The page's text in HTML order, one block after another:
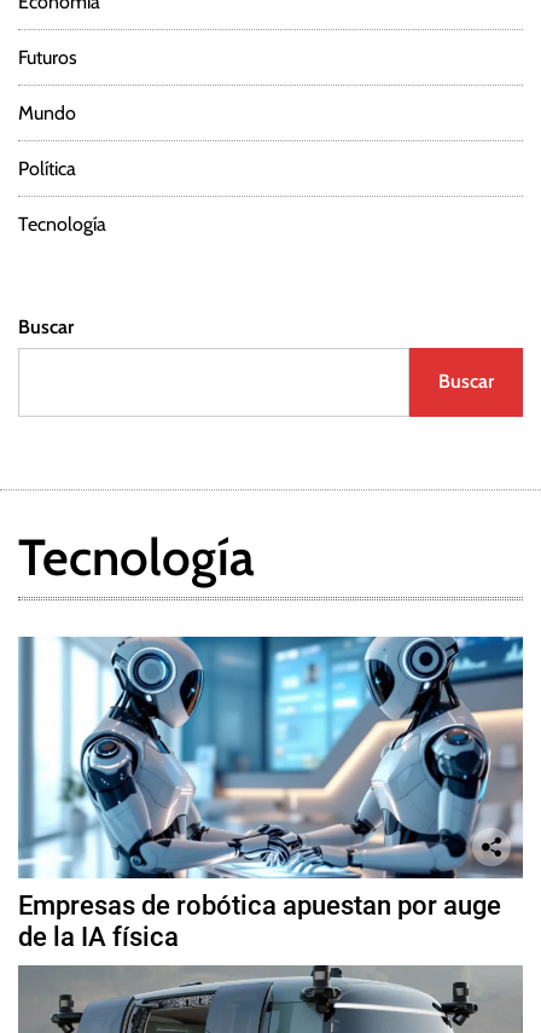
Futuros
Mundo
Política
Tecnología
Buscar
Buscar
Tecnología
Empresas de robótica apuestan por auge
de la IA física